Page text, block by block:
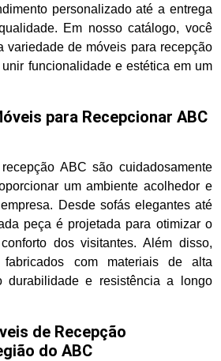
personalizado até a entrega
Em nosso catálogo, você
variedade de móveis para recepção
funcionalidade e estética em um
para Recepcionar ABC
ABC são cuidadosamente
um ambiente acolhedor e
Desde sofás elegantes até
peça é projetada para otimizar o
dos visitantes. Além disso,
com materiais de alta
durabilidade e resistência a longo
de Recepção
do ABC